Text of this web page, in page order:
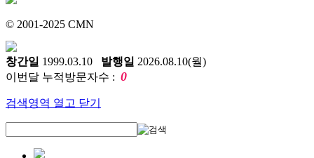
© 2001-2025 CMN
창간일 1999.03.10 발행일 2026.08.10(월)
이번달 누적방문자수 : 0
검색영역 열고 닫기